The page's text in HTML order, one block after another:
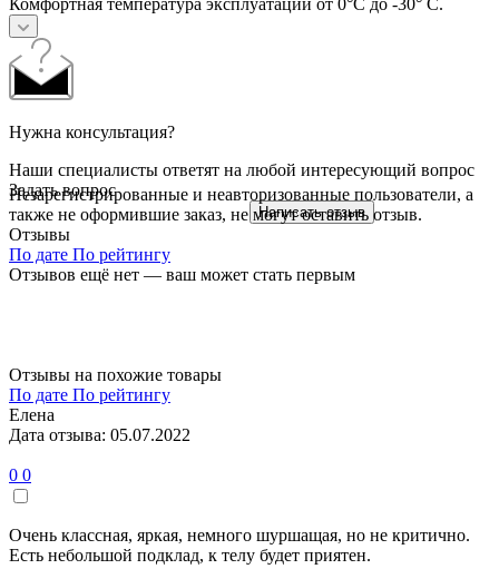
Нужна консультация?
Наши специалисты ответят на любой интересующий вопрос
Задать вопрос
Написать отзыв
Незарегистрированные и неавторизованные пользователи, а
также не оформившие заказ, не могут оставить отзыв.
Отзывы
По дате По рейтингу
Отзывов ещё нет — ваш может стать первым
Отзывы на похожие товары
По дате По рейтингу
Елена
Дата отзыва: 05.07.2022
0 0
Очень классная, яркая, немного шуршащая, но не критично.
Есть небольшой подклад, к телу будет приятен.